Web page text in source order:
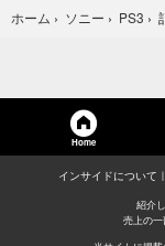
ホーム › ソニー › PS3 ›
Home
インサイドについて
紹介
売上の一